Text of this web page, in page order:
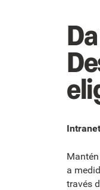
a
través